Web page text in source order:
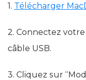
1. Télécharger
2. Connectez
câble USB.
3. Cliquez sur